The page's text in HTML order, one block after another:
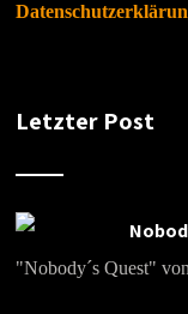
Letzter Post
"Nobody´s Quest"